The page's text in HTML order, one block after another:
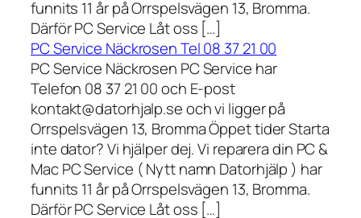
funnits 11 år på Orrspelsvägen 13, Bromma.
Därför PC Service Låt oss […]
PC Service Näckrosen Tel 08 37 21 00
PC Service Näckrosen PC Service har
Telefon 08 37 21 00 och E-post
kontakt@datorhjalp.se och vi ligger på
Orrspelsvägen 13, Bromma Öppet tider Starta
inte dator? Vi hjälper dej. Vi reparera din PC &
Mac PC Service ( Nytt namn Datorhjälp ) har
funnits 11 år på Orrspelsvägen 13, Bromma.
Därför PC Service Låt oss […]